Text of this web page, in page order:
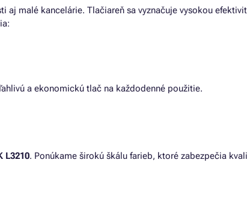
aj malé kancelárie. Tlačiareň sa vyznačuje vysokou
a ekonomickú tlač na každodenné použitie.
L3210. Ponúkame širokú škálu farieb, ktoré zabezpečia